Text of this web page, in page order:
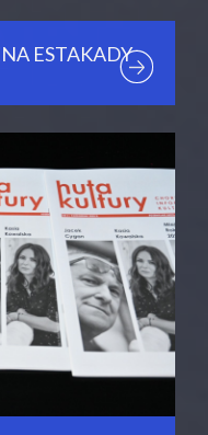
ESTAKADY